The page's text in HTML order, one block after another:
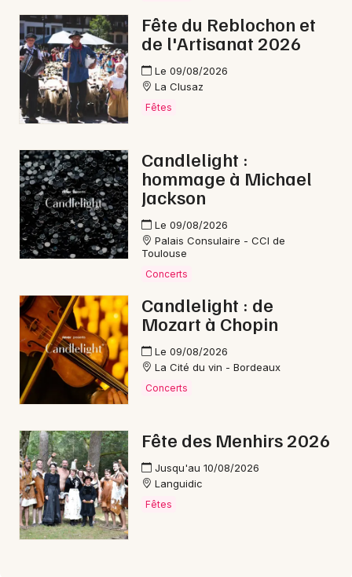
Fête du Reblochon et
de l'Artisanat 2026
Le 09/08/2026
La Clusaz
Fêtes
Candlelight :
hommage à Michael
Jackson
Le 09/08/2026
Palais Consulaire - CCI de
Toulouse
Concerts
Candlelight : de
Mozart à Chopin
Le 09/08/2026
La Cité du vin - Bordeaux
Concerts
Fête des Menhirs 2026
Jusqu'au 10/08/2026
Languidic
Fêtes